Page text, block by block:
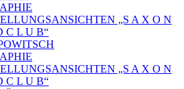
„S A X O N
C L U B“
„S A X O N
C L U B“